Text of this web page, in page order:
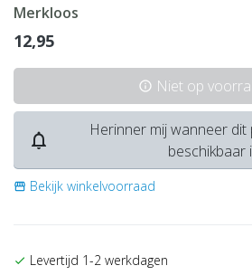
Merkloos
12,95
info Niet op
notifications_none
Herinner mij wanneer
beschikbaar
storefront Bekijk winkelvoorraad
check Levertijd 1-2 werkdagen